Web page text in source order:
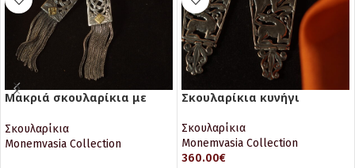
Μακριά σκουλαρίκια με
Σκουλαρίκια
Monemvasia Collection
Σκουλαρίκια κυνήγι
Σκουλαρίκια
Monemvasia Collection
360.00€